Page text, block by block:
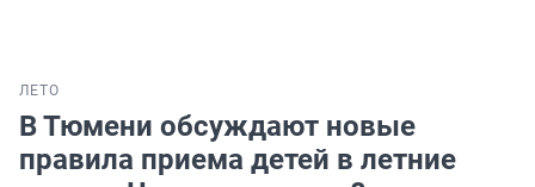
ЛЕТО
В Тюмени обсуждают новые
правила приема детей в летние